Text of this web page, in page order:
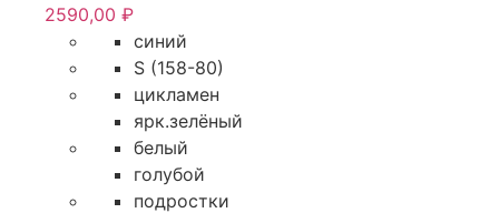
товара.
2590,00 ₽
синий
S (158-80)
цикламен
ярк.зелёный
белый
голубой
подростки